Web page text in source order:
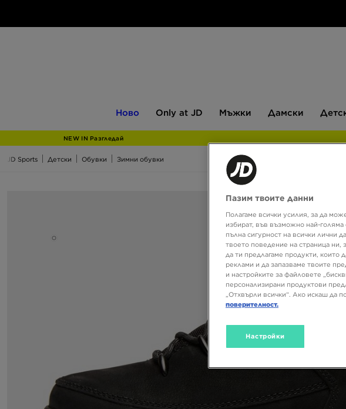
Ново
JD
Only at JD Мъжки Дамски
NEW IN Разгледай
JD Sports Детски Обувки Зимни обувки
Пазим твоите данни
Полагаме всички усилия, за да
избират, във възможно най-
пълна сигурност на всички лични
твоето поведение на страница ни,
да ти предлагаме продукти, които
реклами и да запазваме твоите
и настройките за файловете
персонализирани продуктови
„Отхвърли всички“. Ако искаш да
поверителност.
Настройки